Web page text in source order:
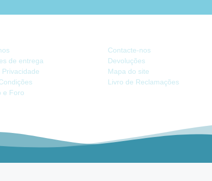
de entrega
e Foro
Contacte-nos
Devoluções
Mapa do site
Livro de Reclamações